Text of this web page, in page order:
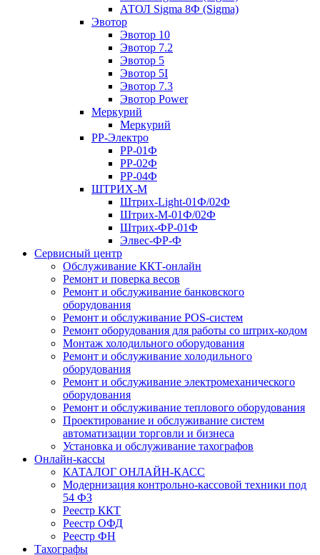
АТОЛ Sigma 8Ф (Sigma)
Эвотор
Эвотор 10
Эвотор 7.2
Эвотор 5
Эвотор 5I
Эвотор 7.3
Эвотор Power
Меркурий
Меркурий
РР-Электро
РР-01Ф
РР-02Ф
РР-04Ф
ШТРИХ-М
Штрих-Light-01Ф/02Ф
Штрих-М-01Ф/02Ф
Штрих-ФР-01Ф
Элвес-ФР-Ф
Сервисный центр
Обслуживание ККТ-онлайн
Ремонт и поверка весов
Ремонт и обслуживание банковского
оборудования
Ремонт и обслуживание POS-систем
Ремонт оборудования для работы со штрих-кодом
Монтаж холодильного оборудования
Ремонт и обслуживание холодильного
оборудования
Ремонт и обслуживание электромеханического
оборудования
Ремонт и обслуживание теплового оборудования
Проектирование и обслуживание систем
автоматизации торговли и бизнеса
Установка и обслуживание тахографов
Онлайн-кассы
КАТАЛОГ ОНЛАЙН-КАСС
Модернизация контрольно-кассовой техники под
54 ФЗ
Реестр ККТ
Реестр ОФД
Реестр ФН
Тахографы